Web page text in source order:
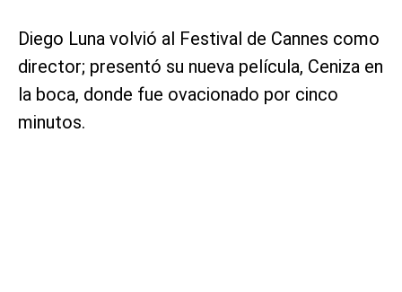
Diego Luna volvió al Festival de Cannes como
director; presentó su nueva película, Ceniza en
la boca, donde fue ovacionado por cinco
minutos.